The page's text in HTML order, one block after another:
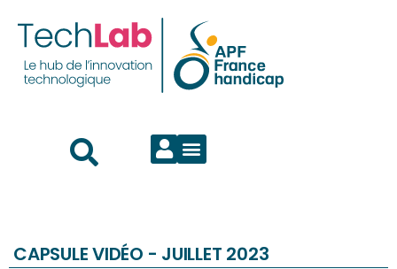
CAPSULE VIDÉO - JUILLET 2023